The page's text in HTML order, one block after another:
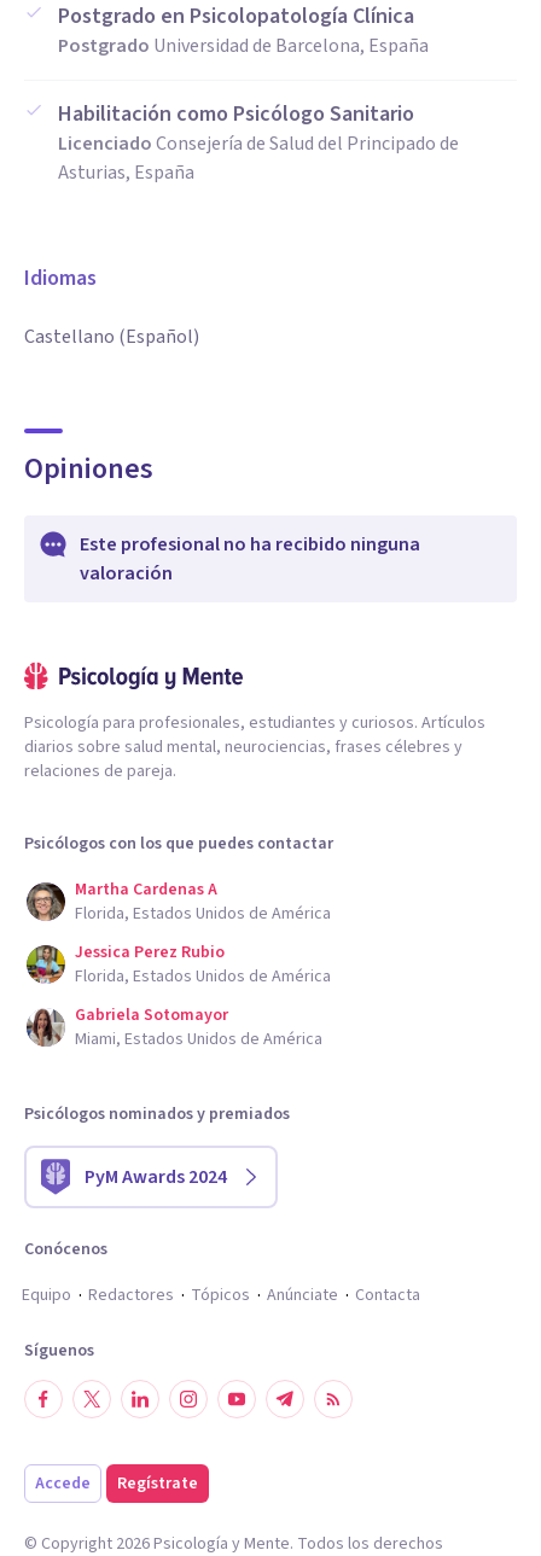
Postgrado en Psicolopatología Clínica
Postgrado Universidad de Barcelona, España
Habilitación como Psicólogo Sanitario
LicenciadoConsejería de Salud del Principado de
Asturias, España
Idiomas
Castellano (Español)
Opiniones
Este profesional no ha recibido ninguna
valoración
Psicología para profesionales, estudiantes y curiosos. Artículos
diarios sobre salud mental, neurociencias, frases célebres y
relaciones de pareja.
Psicólogos con los que puedes contactar
Martha Cardenas A
Florida, Estados Unidos de América
Jessica Perez Rubio
Florida, Estados Unidos de América
Gabriela Sotomayor
Miami, Estados Unidos de América
Psicólogos nominados y premiados
PyM Awards 2024
Conócenos
Equipo
Redactores Tópicos Anúnciate Contacta
Síguenos
Accede Regístrate
© Copyright 2026Psicología y Mente. Todos los derechos